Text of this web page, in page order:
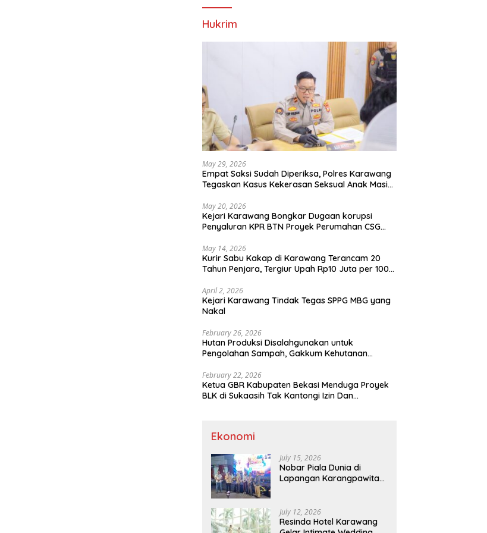
Hukrim
May 29, 2026
Empat Saksi Sudah Diperiksa, Polres Karawang
Tegaskan Kasus Kekerasan Seksual Anak Masih
May 20, 2026
Kejari Karawang Bongkar Dugaan korupsi
Penyaluran KPR BTN Proyek Perumahan CSG
May 14, 2026
Kurir Sabu Kakap di Karawang Terancam 20
Tahun Penjara, Tergiur Upah Rp10 Juta per 100
April 2, 2026
Kejari Karawang Tindak Tegas SPPG MBG yang
Nakal
February 26, 2026
Hutan Produksi Disalahgunakan untuk
Pengolahan Sampah, Gakkum Kehutanan
February 22, 2026
Ketua GBR Kabupaten Bekasi Menduga Proyek
BLK di Sukaasih Tak Kantongi Izin Dan
Ekonomi
July 15, 2026
Nobar Piala Dunia di
Lapangan Karangpawitan
Juta
July 12, 2026
Resinda Hotel Karawang